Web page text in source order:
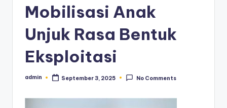
Mobilisasi Anak
Unjuk Rasa Bentuk
Eksploitasi
Posted
admin September 3, 2025 No Comments